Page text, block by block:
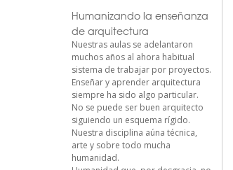
Humanizando la enseñanza
de arquitectura
Nuestras aulas se adelantaron
muchos años al ahora habitual
sistema de trabajar por proyectos.
Enseñar y aprender arquitectura
siempre ha sido algo particular.
No se puede ser buen arquitecto
siguiendo un esquema rígido.
Nuestra disciplina aúna técnica,
arte y sobre todo mucha
humanidad.